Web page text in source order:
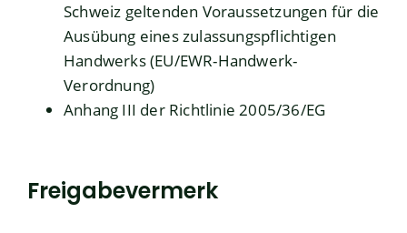
Schweiz geltenden Voraussetzungen für die
Ausübung eines zulassungspflichtigen
Handwerks (EU/EWR-Handwerk-
Verordnung)
Anhang III der Richtlinie 2005/36/EG
Freigabevermerk